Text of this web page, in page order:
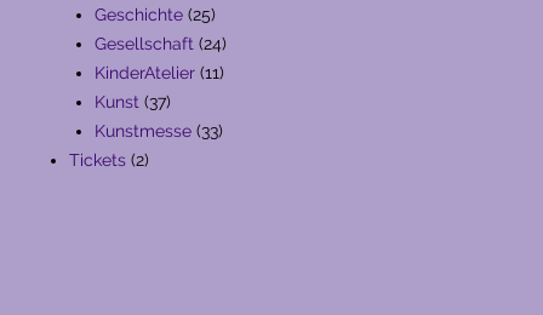
Geschichte 2525
Produkte
Gesellschaft 2424
Produkte
KinderAtelier 1111
Kunst 3737
Produkte
Kunstmesse 3333
Tickets 22